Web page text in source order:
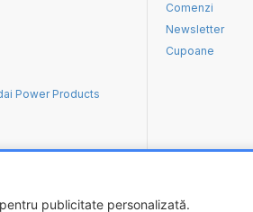
publicitate personalizată.
Power Products
Comenzi
Newsletter
Cupoane